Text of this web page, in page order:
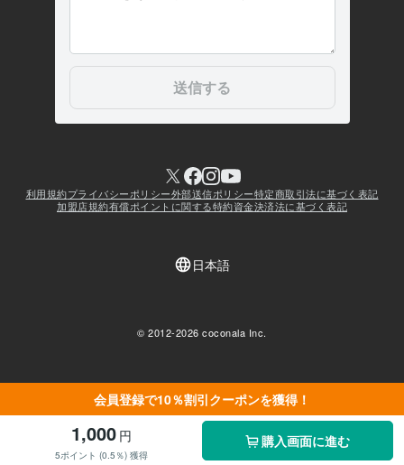
会員登録で10％割引クーポンを獲得！
1,000 円
5ポイント (0.5％) 獲得
購入画面に進む